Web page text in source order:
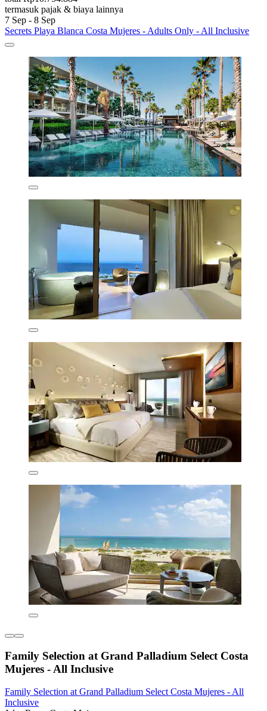
termasuk pajak & biaya lainnya
7 Sep - 8 Sep
Secrets Playa Blanca Costa Mujeres - Adults Only - All Inclusive
Family Selection at Grand Palladium Select Costa
Mujeres - All Inclusive
Family Selection at Grand Palladium Select Costa Mujeres - All
Inclusive